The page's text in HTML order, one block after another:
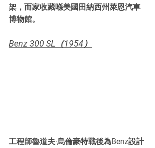
架，而家收藏喺美國田納西州萊恩汽車
博物館。
Benz 300 SL（1954）
工程師魯道夫·烏倫豪特戰後為Benz設計